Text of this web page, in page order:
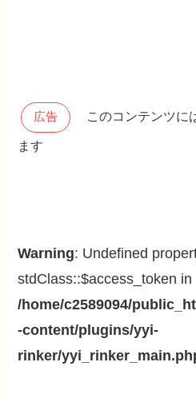
広告 このコンテンツに
ます
Warning: Undefined
stdClass::$access_token in
/home/c2589094/
-content/plugins/yyi-
rinker/